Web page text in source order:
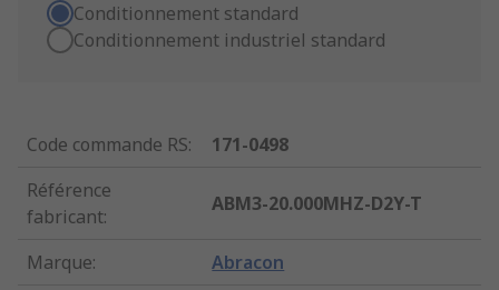
Conditionnement standard
Conditionnement industriel standard
Code commande RS:
171-0498
Référence
fabricant:
ABM3-20.000MHZ-D2Y-T
Marque: Abracon